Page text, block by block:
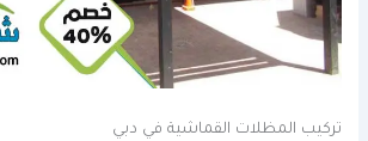
تركيب المظلات القماشية في دبي